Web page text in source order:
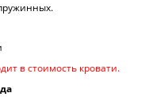
в стоимость кровати.